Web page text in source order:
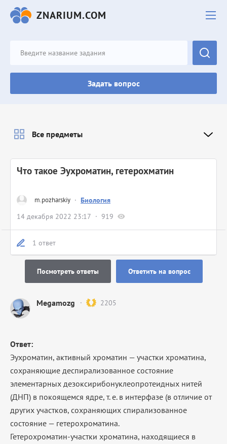
ZNARIUM.COM
Задать вопрос
m.pozharskiy · Биология
14 декабря 2022 23:17
919
Что такое Эухроматин, гетерохматин ​
1 ответ
Посмотреть ответы Ответить на вопрос
Megamozg 2205
Ответ:
Эухроматин, активный хроматин — участки хроматина,
сохраняющие деспирализованное состояние
элементарных дезоксирибонуклеопротеидных нитей
(ДНП) в покоящемся ядре, т. е. в интерфазе (в отличие от
других участков, сохраняющих спирализованное
состояние — гетерохроматина.
Гетерохроматин-участки хроматина, находящиеся в
Все предметы